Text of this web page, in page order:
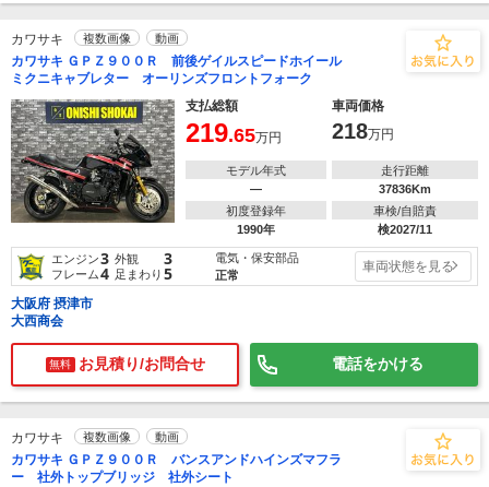
カワサキ 複数画像 動画
カワサキ ＧＰＺ９００Ｒ 前後ゲイルスピードホイール
ミクニキャブレター オーリンズフロントフォーク
支払総額
車両価格
219.65万円 218万円
モデル年式
―
走行距離
37836Km
初度登録年
1990年
車検/自賠責
検2027/11
エンジン3 外観 3
フレーム4 足まわり 5
電気・保安部品
正常
車両状態を見る
大阪府 摂津市
大西商会
無料 お見積り/お問合せ 電話をかける
カワサキ 複数画像 動画
カワサキ ＧＰＺ９００Ｒ バンスアンドハインズマフラ
ー 社外トップブリッジ 社外シート